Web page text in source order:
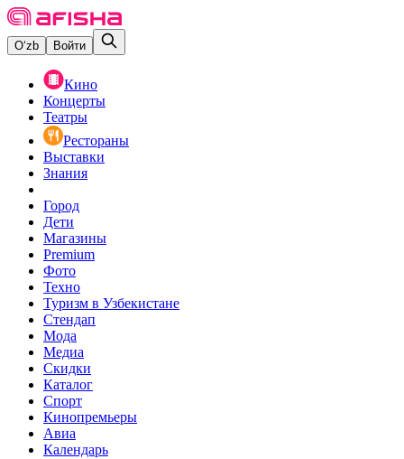
O‘zb Войти
Кино
Концерты
Театры
Рестораны
Выставки
Знания
Город
Дети
Магазины
Premium
Фото
Техно
Туризм в Узбекистане
Стендап
Мода
Медиа
Скидки
Каталог
Спорт
Кинопремьеры
Авиа
Календарь